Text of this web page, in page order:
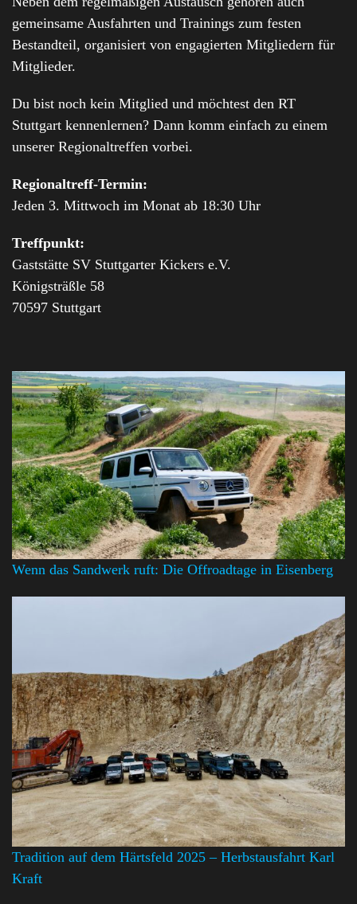
gemeinsame Ausfahrten und Trainings zum festen
Bestandteil, organisiert von engagierten Mitgliedern für
Mitglieder.
Du bist noch kein Mitglied und möchtest den RT
Stuttgart kennenlernen? Dann komm einfach zu einem
unserer Regionaltreffen vorbei.
Regionaltreff-Termin:
Jeden 3. Mittwoch im Monat ab 18:30 Uhr
Treffpunkt:
Gaststätte SV Stuttgarter Kickers e.V.
Königsträßle 58
70597 Stuttgart
Wenn das Sandwerk ruft: Die Offroadtage in Eisenberg
Tradition auf dem Härtsfeld 2025 – Herbstausfahrt Karl
Kraft